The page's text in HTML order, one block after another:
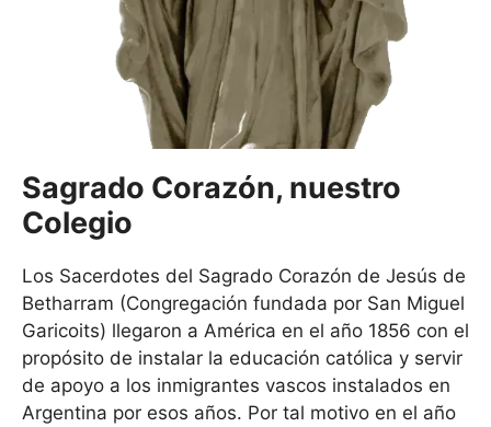
Sagrado Corazón, nuestro
Colegio
Los Sacerdotes del Sagrado Corazón de Jesús de
Betharram (Congregación fundada por San Miguel
Garicoits) llegaron a América en el año 1856 con el
propósito de instalar la educación católica y servir
de apoyo a los inmigrantes vascos instalados en
Argentina por esos años. Por tal motivo en el año